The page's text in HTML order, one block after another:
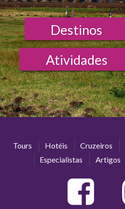
Destinos
Atividades
Tours Hotéis Cruzeiros
Especialistas
Artigos